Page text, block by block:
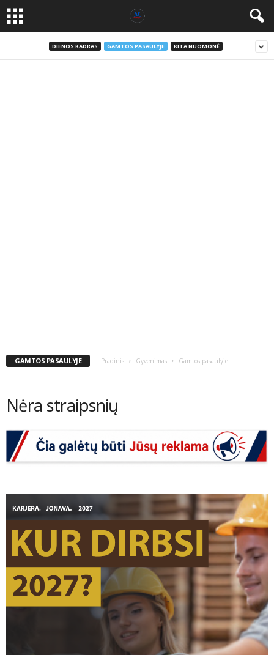
DIENOS KADRAS GAMTOS PASAULYJE KITA NUOMONĖ
GAMTOS PASAULYJE Pradinis Gyvenimas Gamtos pasaulyje
Nėra straipsnių